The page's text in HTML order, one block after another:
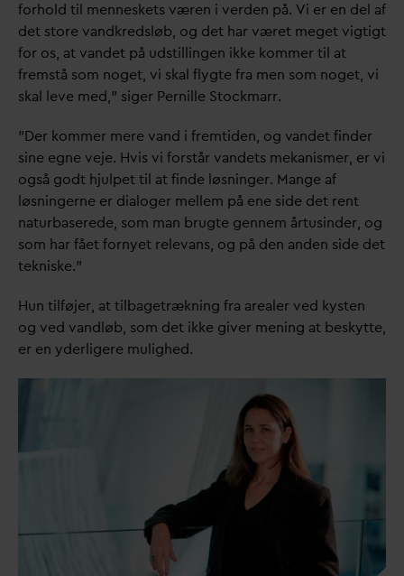
forhold til menneskets væren i verden på. Vi er en del af
det store vandkredsløb, og det har været meget vigtigt
for os, at vandet på udstillingen ikke kommer til at
fremstå som noget, vi skal flygte fra men som noget, vi
skal leve med,” siger Pernille Stockmarr.
”Der kommer mere vand i fremtiden, og vandet finder
sine egne veje. Hvis vi forstår vandets mekanismer, er vi
også godt hjulpet til at finde løsninger. Mange af
løsningerne er dialoger mellem på ene side det rent
naturbaserede, som man brugte gennem årtusinder, og
som har fået fornyet relevans, og på den anden side det
tekniske.”
Hun tilføjer, at tilbagetrækning fra arealer ved kysten
og ved vandløb, som det ikke giver mening at beskytte,
er en yderligere mulighed.